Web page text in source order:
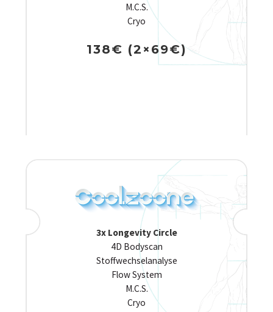
M.C.S.
Cryo
138€ (2×69€)
3x Longevity Circle
4D Bodyscan
Stoffwechselanalyse
Flow System
M.C.S.
Cryo